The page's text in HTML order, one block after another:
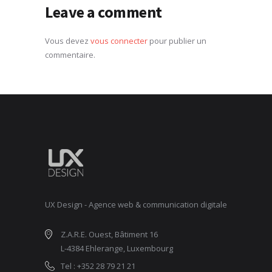
Leave a comment
Vous devez vous connecter pour publier un
commentaire.
UX Design - Agence web & communication digitale
Z.A.R.E. Ouest, Bâtiment 16
L-4384 Ehlerange, Luxembourg
Tel : +352 28 79 21 21